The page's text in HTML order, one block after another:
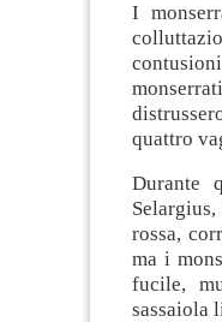
I
quattro
Durante
rossa,
ma i
fucile,
sassaiola